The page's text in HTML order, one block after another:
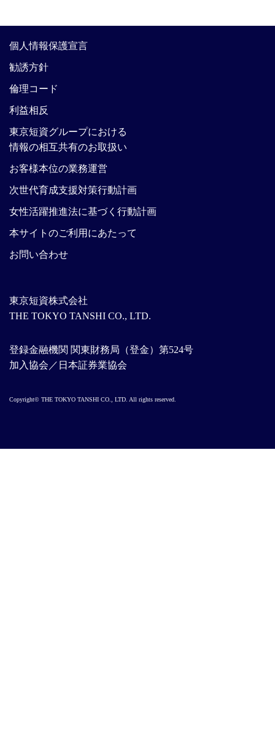
東京短資株式会社
THE TOKYO TANSHI CO., LTD.
登録金融機関 関東財務局（登金）第524号
加入協会／日本証券業協会
個人情報保護宣言
勧誘方針
倫理コード
利益相反
東京短資グループにおける
情報の相互共有のお取扱い
お客様本位の業務運営
次世代育成支援対策行動計画
女性活躍推進法に基づく行動計画
本サイトのご利用にあたって
お問い合わせ
Copyright© THE TOKYO TANSHI CO., LTD. All rights reserved.